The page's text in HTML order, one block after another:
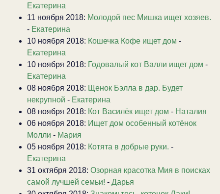
Екатерина
11 ноября 2018: Молодой пес Мишка ищет хозяев.
- Екатерина
10 ноября 2018: Кошечка Кофе ищет дом -
Екатерина
10 ноября 2018: Годовалый кот Валли ищет дом -
Екатерина
08 ноября 2018: Щенок Бэлла в дар. Будет
некрупной - Екатерина
08 ноября 2018: Кот Василёк ищет дом - Наталия
06 ноября 2018: Ищет дом особенный котёнок
Молли - Мария
05 ноября 2018: Котята в добрые руки. -
Екатерина
31 октября 2018: Озорная красотка Мия в поисках
самой лучшей семьи! - Дарья